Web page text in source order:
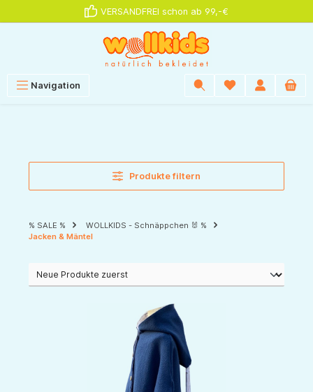
VERSANDFREI schon ab 99,-€
Navigation
Produkte filtern
% SALE %
WOLLKIDS - Schnäppchen 🐰 %
Jacken & Mäntel